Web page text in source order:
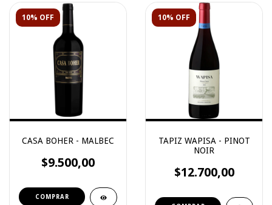
10% OFF
CASA BOHER - MALBEC
$9.500,00
10% OFF
TAPIZ WAPISA - PINOT
NOIR
$12.700,00